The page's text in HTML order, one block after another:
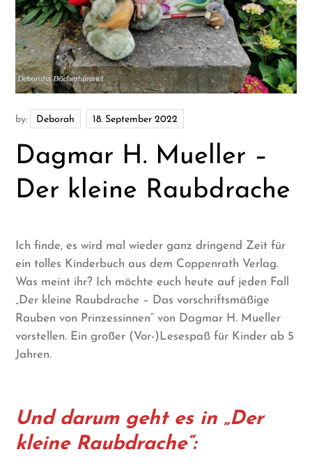
by: Deborah
Dagmar H. Mueller –
Der kleine Raubdrache
Ich finde, es wird mal wieder ganz dringend Zeit für
ein tolles Kinderbuch aus dem Coppenrath Verlag.
Was meint ihr? Ich möchte euch heute auf jeden Fall
„Der kleine Raubdrache – Das vorschriftsmäßige
Rauben von Prinzessinnen“ von Dagmar H. Mueller
vorstellen. Ein großer (Vor-)Lesespaß für Kinder ab 5
Jahren.
Und darum geht es in „Der
kleine Raubdrache“: